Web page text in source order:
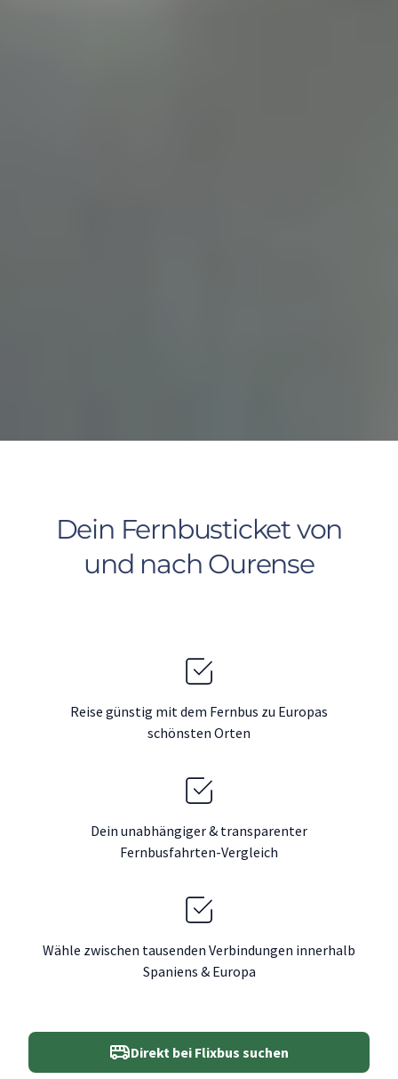
Dein Fernbusticket von
und nach Ourense
Reise günstig mit dem Fernbus zu Europas
schönsten Orten
Dein unabhängiger & transparenter
Fernbusfahrten-Vergleich
Wähle zwischen tausenden Verbindungen innerhalb
Spaniens & Europa
Direkt bei Flixbus suchen